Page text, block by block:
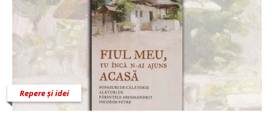
Repere și idei